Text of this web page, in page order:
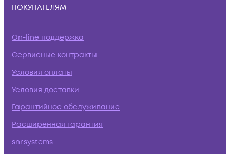
ПОКУПАТЕЛЯМ
On-line поддержка
Сервисные контракты
Условия оплаты
Условия доставки
Гарантийное обслуживание
Расширенная гарантия
snr.systems